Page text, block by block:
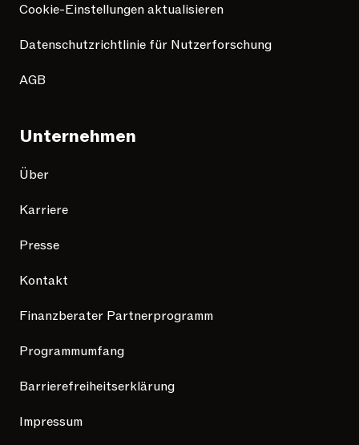
Cookie-Einstellungen aktualisieren
Datenschutzrichtlinie für Nutzerforschung
AGB
Unternehmen
Über
Karriere
Presse
Kontakt
Finanzberater Partnerprogramm
Programmumfang
Barrierefreiheitserklärung
Impressum